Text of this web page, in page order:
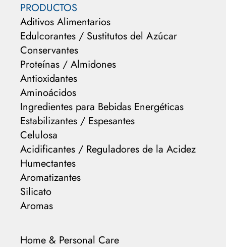
PRODUCTOS
Aditivos Alimentarios
Edulcorantes / Sustitutos del Azúcar
Conservantes
Proteínas / Almidones
Antioxidantes
Aminoácidos
Ingredientes para Bebidas Energéticas
Estabilizantes / Espesantes
Celulosa
Acidificantes / Reguladores de la Acidez
Humectantes
Aromatizantes
Silicato
Aromas
Home & Personal Care